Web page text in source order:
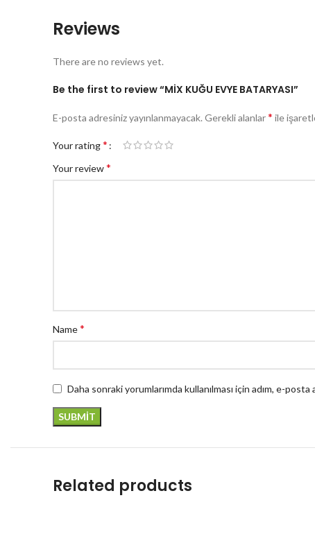
Reviews
There are no reviews yet.
Be the first to review “MİX KUĞU EVYE BATARYASI”
E-posta adresiniz yayınlanmayacak.Gerekli alanlar* ile
Your rating*
Your review*
Name*
Daha sonraki yorumlarımda kullanılması için adım, e-
Related products